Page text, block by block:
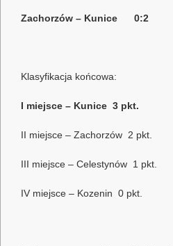
Zachorzów – Kunice 0:2
Klasyfikacja końcowa:
I miejsce – Kunice 3 pkt.
II miejsce – Zachorzów 2 pkt.
III miejsce – Celestynów 1 pkt.
IV miejsce – Kozenin 0 pkt.